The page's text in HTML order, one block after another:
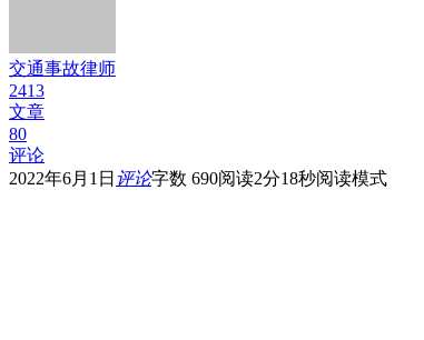
交通事故律师
2413
文章
80
评论
2022年6月1日 评论字数 690阅读2分18秒阅读模式